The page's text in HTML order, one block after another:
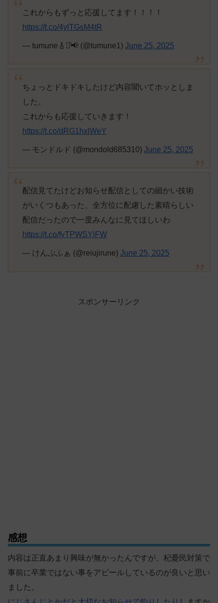
これからもずっと応援してます！！！！
https://t.co/4ylTGsM4tR
— tumune🎸⋆͛📢 (@tumune1) June 25, 2025
ちょっとドキドキしたけど内容聞いてホッとしま
した。
これからも応援していきます！
https://t.co/dRG1hxlWeY
— モンドルド (@mondold685310) June 25, 2025
配信見てたけどお知らせ配信としての細かい技術
がいくつもあった、全方位に配慮した素晴らしい
配信だったので一度みんなに見てほしいわ
https://t.co/fyTPWSYlFW
— けんぷふぁ (@reiujirune) June 25, 2025
スポンサーリンク
感想
内容は正直あまり興味が無かったんですが、杞憂民対策で
事前に卒業ではない事をアピールしているのが良いと思い
ました。